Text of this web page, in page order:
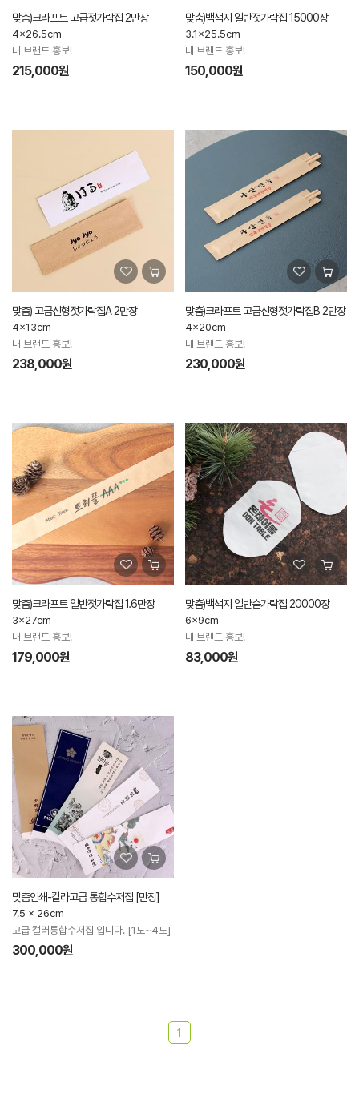
맞춤)크라프트 고급젓가락집 2만장
4x26.5cm
내 브랜드 홍보!
215,000원
맞춤)백색지 일반젓가락집 15000장
3.1x25.5cm
내 브랜드 홍보!
150,000원
맞춤) 고급신형젓가락집A 2만장
4x13cm
내 브랜드 홍보!
238,000원
맞춤)크라프트 고급신형젓가락집B 2만장
4x20cm
내 브랜드 홍보!
230,000원
맞춤)크라프트 일반젓가락집 1.6만장
3x27cm
내 브랜드 홍보!
179,000원
맞춤)백색지 일반숟가락집 20000장
6x9cm
내 브랜드 홍보!
83,000원
맞춤인쇄-칼라고급 통합수저집 [만장]
7.5 x 26cm
고급 컬러통합수저집 입니다. [1도~4도]
300,000원
1